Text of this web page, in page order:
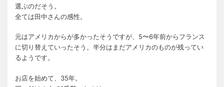
選ぶのだそう。
全ては田中さんの感性。
元はアメリカからが多かったそうですが、5〜6年前からフランス
に切り替えていったそう。半分はまだアメリカのものが残ってい
るようです。
お店を始めて、35年。